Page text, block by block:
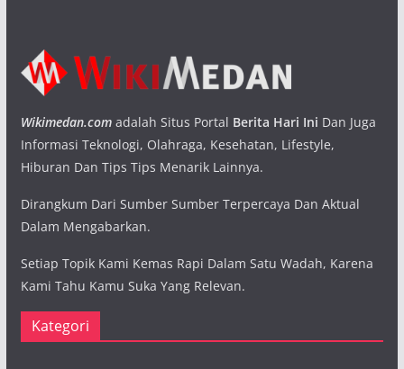
Wikimedan.comadalah Situs Portal Berita Hari Ini Dan Juga
Informasi Teknologi, Olahraga, Kesehatan, Lifestyle,
Hiburan Dan Tips Tips Menarik Lainnya.
Dirangkum Dari Sumber Sumber Terpercaya Dan Aktual
Dalam Mengabarkan.
Setiap Topik Kami Kemas Rapi Dalam Satu Wadah, Karena
Kami Tahu Kamu Suka Yang Relevan.
Kategori